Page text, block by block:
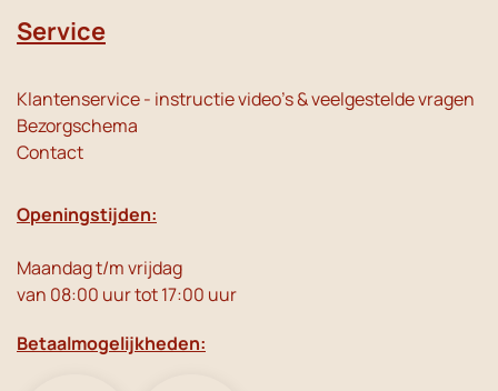
Service
Klantenservice - instructie video's & veelgestelde vragen
Bezorgschema
Contact
Openingstijden:
Maandag t/m vrijdag
van 08:00 uur tot 17:00 uur
Betaalmogelijkheden: